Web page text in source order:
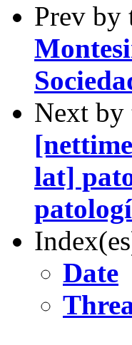
Prev by
Next by
lat]
Date